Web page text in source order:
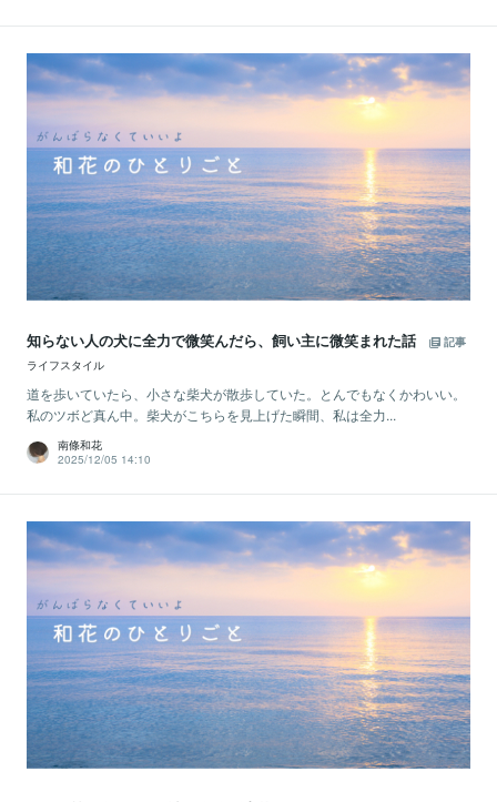
知らない人の犬に全力で微笑んだら、飼い主に微笑まれた話
記事
ライフスタイル
道を歩いていたら、小さな柴犬が散歩していた。とんでもなくかわいい。
私のツボど真ん中。柴犬がこちらを見上げた瞬間、私は全力...
南條和花
2025/12/05 14:10